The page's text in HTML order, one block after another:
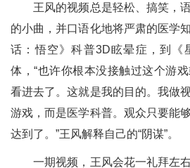
王风的视频总是轻松、搞笑，语
的小曲，并口语化地将严肃的医学
话：悟空》科普3D眩晕症，到《
体，“也许你根本没接触过这个游
看进去了。这就是我的目的。我做
游戏，而是医学科普。观众只要能
达到了。”王风解释自己的“阴谋”。
一期视频，王风会花一礼拜左右